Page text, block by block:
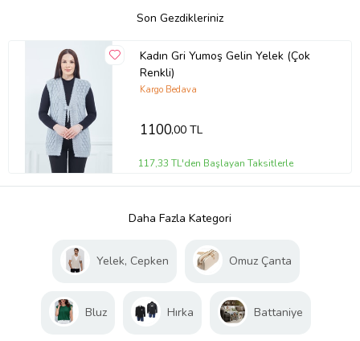
Son Gezdikleriniz
Kadın Gri Yumoş Gelin Yelek (Çok
Renkli)
Kargo Bedava
1100,00 TL
117,33 TL'den Başlayan Taksitlerle
Daha Fazla Kategori
Yelek, Cepken Omuz Çanta
Bluz Hırka Battaniye